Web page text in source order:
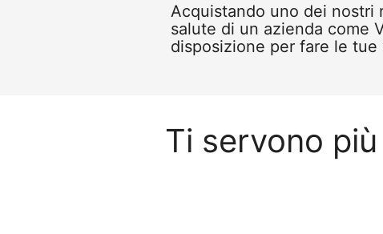
Acquistando uno dei
salute di un azienda come
disposizione per fare le tue
Ti servono